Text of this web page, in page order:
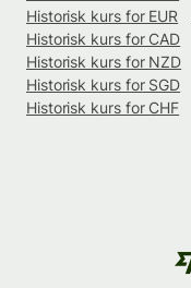
Historisk kurs for EUR
Historisk kurs for CAD
Historisk kurs for NZD
Historisk kurs for SGD
Historisk kurs for CHF